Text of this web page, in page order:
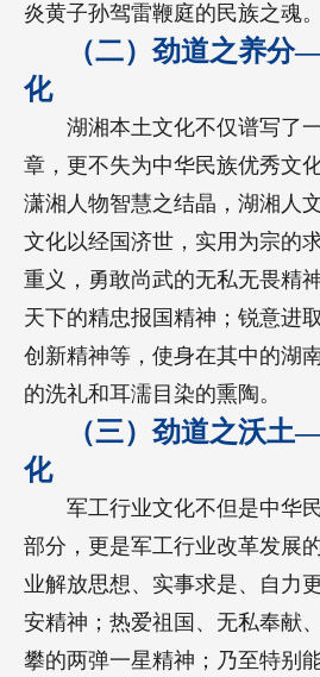
炎黄子孙驾雷鞭庭的民族之魂。
（二）劲道之养
化
湖湘本土文化不仅谱写了
章，更不失为中华民族优秀文
潇湘人物智慧之结晶，湖湘人
文化以经国济世，实用为宗的
重义，勇敢尚武的无私无畏精
天下的精忠报国精神；锐意进
创新精神等，使身在其中的湖
的洗礼和耳濡目染的熏陶。
（三）劲道之沃
化
军工行业文化不但是中华
部分，更是军工行业改革发展
业解放思想、实事求是、自力
安精神；热爱祖国、无私奉献
攀的两弹一星精神；乃至特别